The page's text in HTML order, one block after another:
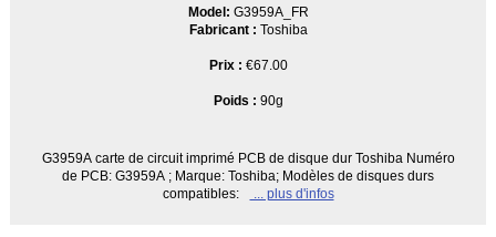
Model: G3959A_FR
Fabricant : Toshiba
Prix : €67.00
Poids : 90g
G3959A carte de circuit imprimé PCB de disque dur Toshiba Numéro
de PCB: G3959A ; Marque: Toshiba; Modèles de disques durs
compatibles:
... plus d'infos